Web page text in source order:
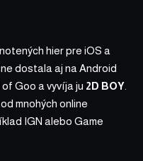
hier pre iOS a
dostala aj na Android
Goo a vyvíja ju 2D BOY
mnohých online
IGN alebo Game